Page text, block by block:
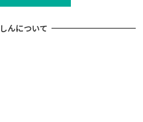
んについて